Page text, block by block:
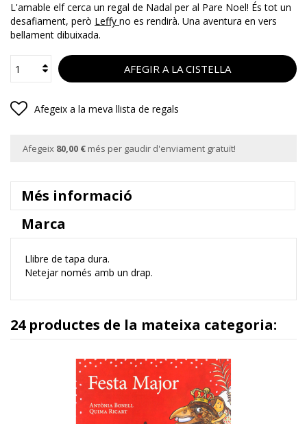
L'amable elf cerca un regal de Nadal per al Pare Noel! És tot un
desafiament, però Leffy no es rendirà. Una aventura en vers
bellament dibuixada.
AFEGIR A LA CISTELLA
Afegeix a la meva llista de regals
Afegeix 80,00 € més per gaudir d'enviament gratuït!
Més informació
Marca
Llibre de tapa dura.
Netejar només amb un drap.
24 productes de la mateixa categoria: